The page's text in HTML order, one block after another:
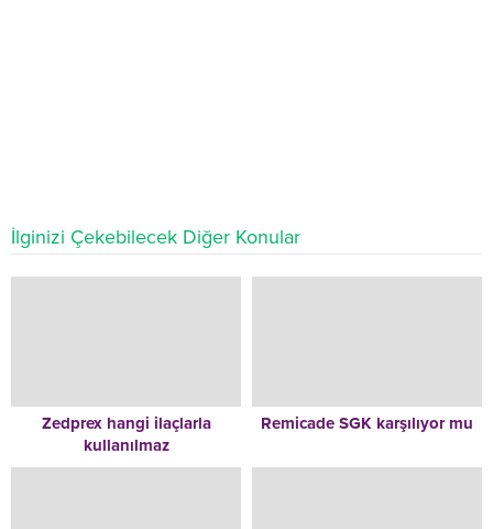
İlginizi Çekebilecek Diğer Konular
Zedprex hangi ilaçlarla
kullanılmaz
Remicade SGK karşılıyor mu